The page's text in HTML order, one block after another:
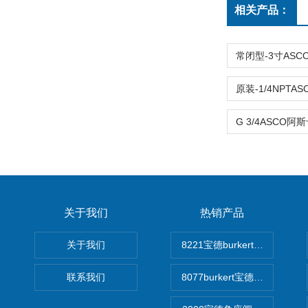
相关产品：
关于我们
关于我们
联系我们
热销产品
8221宝德burkert电导率探头
8077burkert宝德椭圆齿轮脉